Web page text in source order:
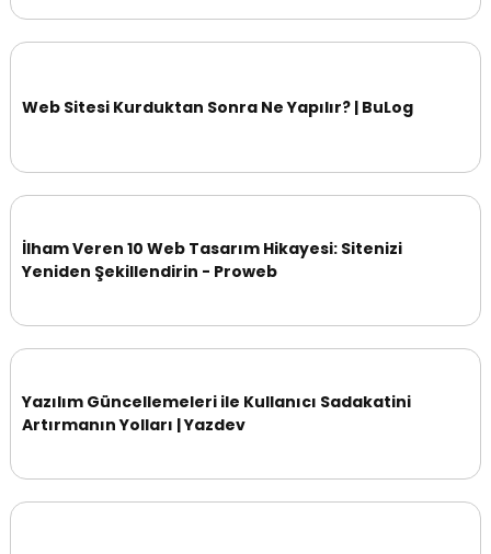
Web Sitesi Kurduktan Sonra Ne Yapılır? | BuLog
İlham Veren 10 Web Tasarım Hikayesi: Sitenizi
Yeniden Şekillendirin - Proweb
Yazılım Güncellemeleri ile Kullanıcı Sadakatini
Artırmanın Yolları | Yazdev